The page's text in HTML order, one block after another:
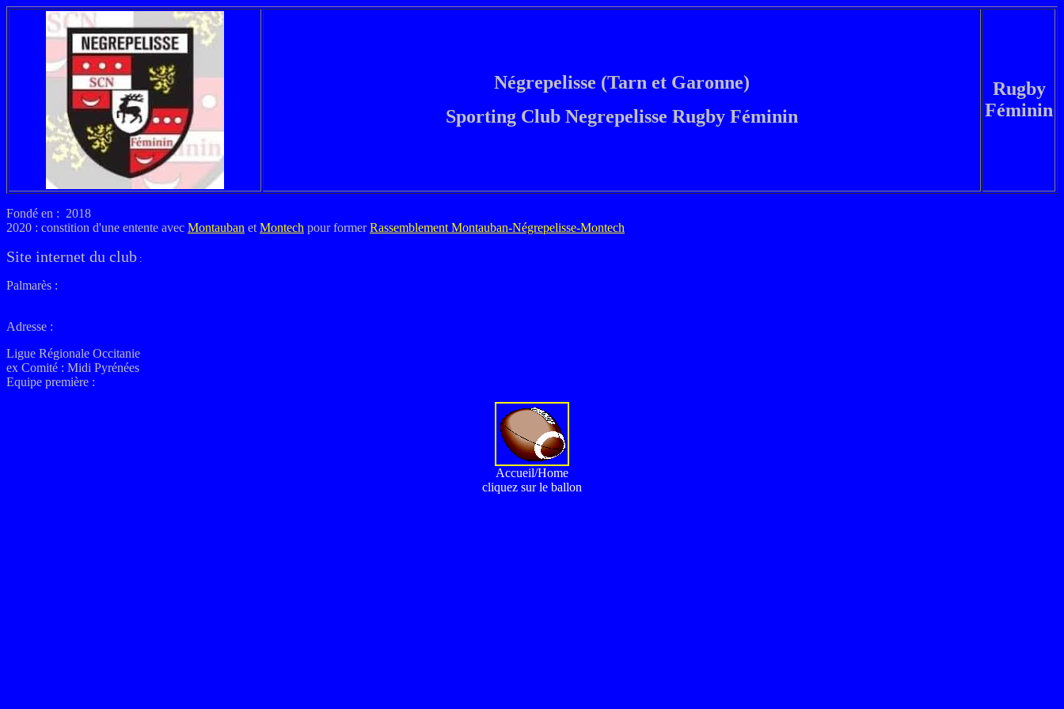
Négrepelisse (Tarn et Garonne)
Sporting Club Negrepelisse Rugby Féminin
Rugby
Féminin
Fondé en : 2018
2020 : constition d'une entente avec Montauban et Montech pour formerRassemblement Montauban-Négrepelisse-Montech
Site internet du club :
Palmarès :
Adresse :
Ligue Régionale Occitanie
ex Comité : Midi Pyrénées
Equipe première :
Accueil/Home
cliquez sur le ballon